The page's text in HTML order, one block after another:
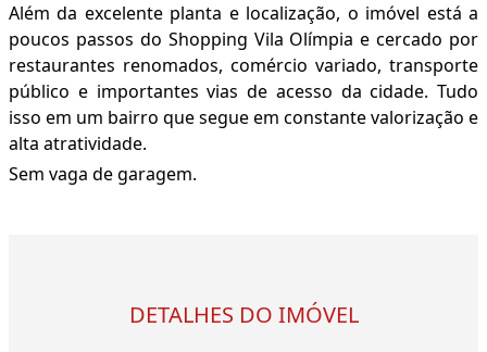
Além da excelente planta e localização, o imóvel está a
poucos passos do Shopping Vila Olímpia e cercado por
restaurantes renomados, comércio variado, transporte
público e importantes vias de acesso da cidade. Tudo
isso em um bairro que segue em constante valorização e
alta atratividade.
Sem vaga de garagem.
DETALHES DO IMÓVEL